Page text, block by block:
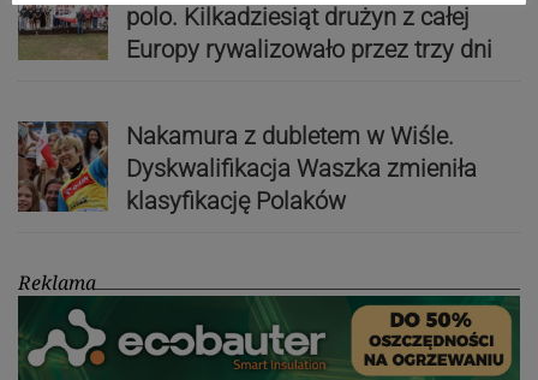
polo. Kilkadziesiąt drużyn z całej
Europy rywalizowało przez trzy dni
Nakamura z dubletem w Wiśle.
Dyskwalifikacja Waszka zmieniła
klasyfikację Polaków
Reklama